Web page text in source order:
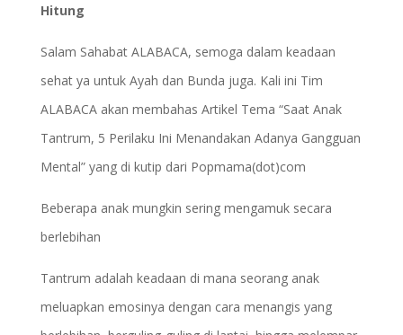
Hitung
Salam Sahabat ALABACA, semoga dalam keadaan
sehat ya untuk Ayah dan Bunda juga. Kali ini Tim
ALABACA akan membahas Artikel Tema “Saat Anak
Tantrum, 5 Perilaku Ini Menandakan Adanya Gangguan
Mental” yang di kutip dari Popmama(dot)com
Beberapa anak mungkin sering mengamuk secara
berlebihan
Tantrum adalah keadaan di mana seorang anak
meluapkan emosinya dengan cara menangis yang